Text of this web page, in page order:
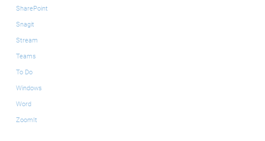
SharePoint
Snagit
Stream
Teams
To Do
Windows
Word
ZoomIt